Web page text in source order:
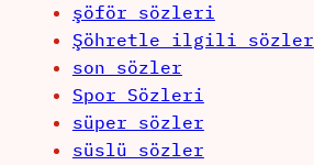
şöför sözleri
Şöhretle ilgili sözler
son sözler
Spor Sözleri
süper sözler
süslü sözler